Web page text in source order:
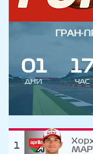
ГРАН-
01
ДНИ
1
ЧАС
1